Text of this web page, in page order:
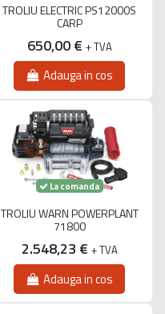
TROLIU ELECTRIC PS12000S
CARP
650,00 € + TVA
Adauga in cos
La comanda
TROLIU WARN POWERPLANT
71800
2.548,23 € + TVA
Adauga in cos